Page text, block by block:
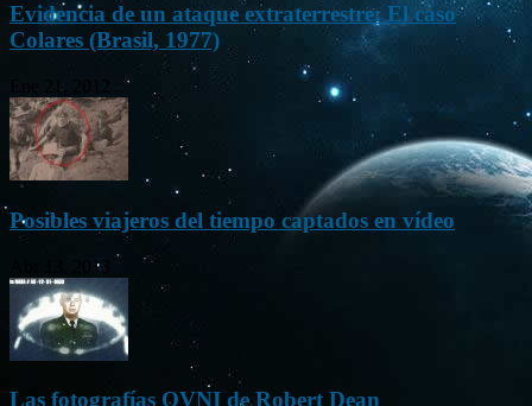
Evidencia de un ataque extraterrestre: El caso
Colares (Brasil, 1977)
Posibles viajeros del tiempo captados en vídeo
Abr 13, 2013
Las fotografías OVNI de Robert Dean